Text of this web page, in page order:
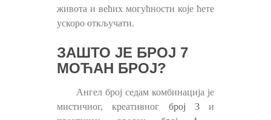
живота и већих могућности које ћете
ускоро откључати.
ЗАШТО ЈЕ БРОЈ 7
МОЋАН БРОЈ?
Ангел број седам комбинација је
мистичног, креативног број 3и